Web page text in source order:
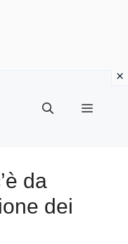
Menu
da
dei